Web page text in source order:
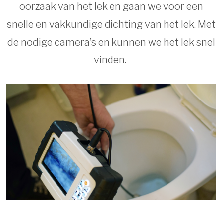
oorzaak van het lek en gaan we voor een
snelle en vakkundige dichting van het lek. Met
de nodige camera’s en kunnen we het lek snel
vinden.